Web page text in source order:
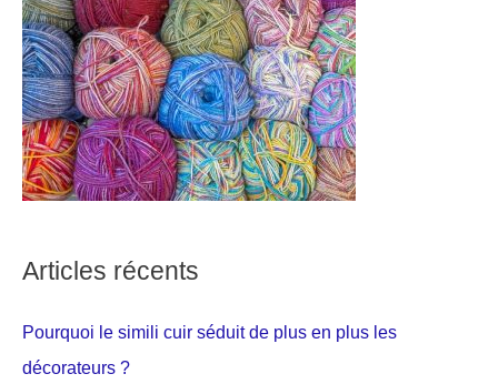
Articles récents
Pourquoi le simili cuir séduit de plus en plus les
décorateurs ?